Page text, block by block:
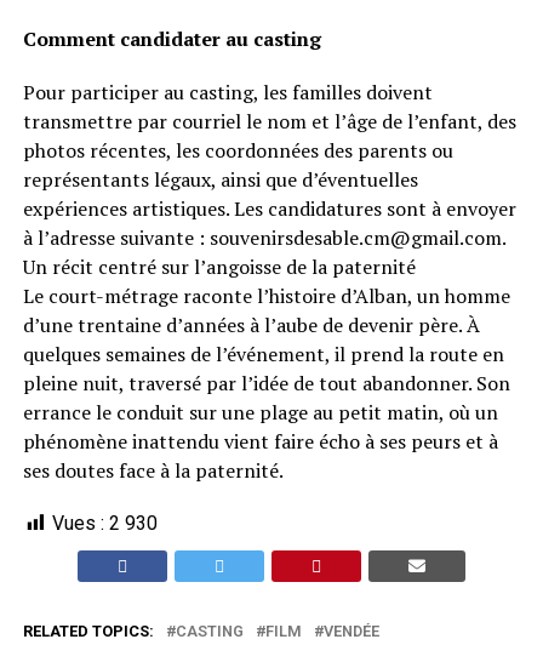
Comment candidater au casting
Pour participer au casting, les familles doivent
transmettre par courriel le nom et l’âge de l’enfant, des
photos récentes, les coordonnées des parents ou
représentants légaux, ainsi que d’éventuelles
expériences artistiques. Les candidatures sont à envoyer
à l’adresse suivante : souvenirsdesable.cm@gmail.com.
Un récit centré sur l’angoisse de la paternité
Le court-métrage raconte l’histoire d’Alban, un homme
d’une trentaine d’années à l’aube de devenir père. À
quelques semaines de l’événement, il prend la route en
pleine nuit, traversé par l’idée de tout abandonner. Son
errance le conduit sur une plage au petit matin, où un
phénomène inattendu vient faire écho à ses peurs et à
ses doutes face à la paternité.
Vues : 2 930
RELATED TOPICS: CASTING FILM VENDÉE